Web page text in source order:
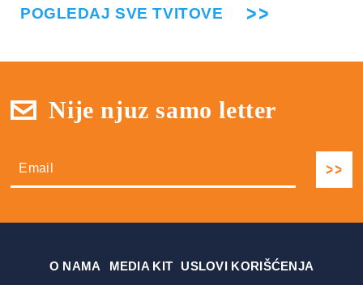
POGLEDAJ SVE TVITOVE
Nije njuz samo letter
О NAMA MEDIA KIT USLOVI KORIŠĆENJA